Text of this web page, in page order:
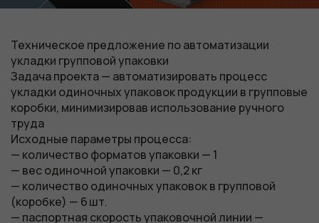
Техническое предложение по автоматизации
укладки групповой упаковки
Задача проекта — автоматизировать процесс
укладки одиночных упаковок продукции в групповые
коробки, минимизировав использование ручного
труда
Исходные параметры процесса:
— количество форматов упаковки — 1
— вес одиночной упаковки — 0,2 кг
— количество одиночных упаковок в групповой
(коробке) — 6 шт.
— паспортная скорость упаковочной линии —